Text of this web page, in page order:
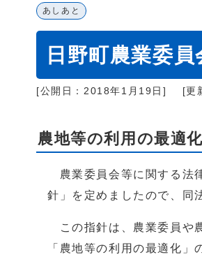
あしあと
日野町農業委
[公開日： 2018年1月19日 ] [更
農地等の利用の最適
農業委員会等に関する法
針」を定めましたので、同
この指針は、農業委員や
「農地等の利用の最適化」